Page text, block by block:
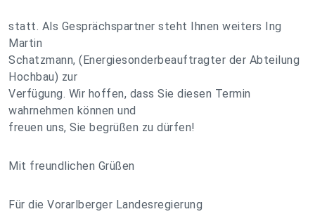
statt. Als Gesprächspartner steht Ihnen weiters Ing
Martin
Schatzmann, (Energiesonderbeauftragter der Abteilung
Hochbau) zur
Verfügung. Wir hoffen, dass Sie diesen Termin
wahrnehmen können und
freuen uns, Sie begrüßen zu dürfen!
Mit freundlichen Grüßen
Für die Vorarlberger Landesregierung